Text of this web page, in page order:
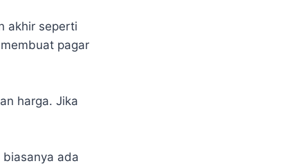
akhir seperti
pagar
harga. Jika
ada